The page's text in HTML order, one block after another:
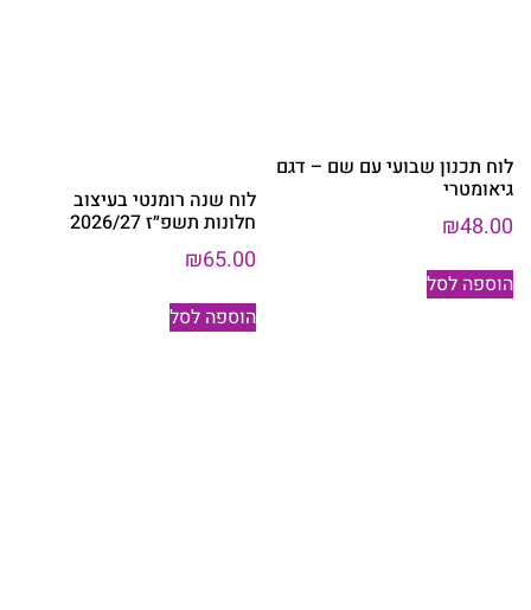
לוח תכנון שבועי עם שם – דגם
גיאומטרי
₪48.00
הוספה לסל
לוח שנה רומנטי בעיצוב
חלונות תשפ״ז 2026/27
₪65.00
הוספה לסל